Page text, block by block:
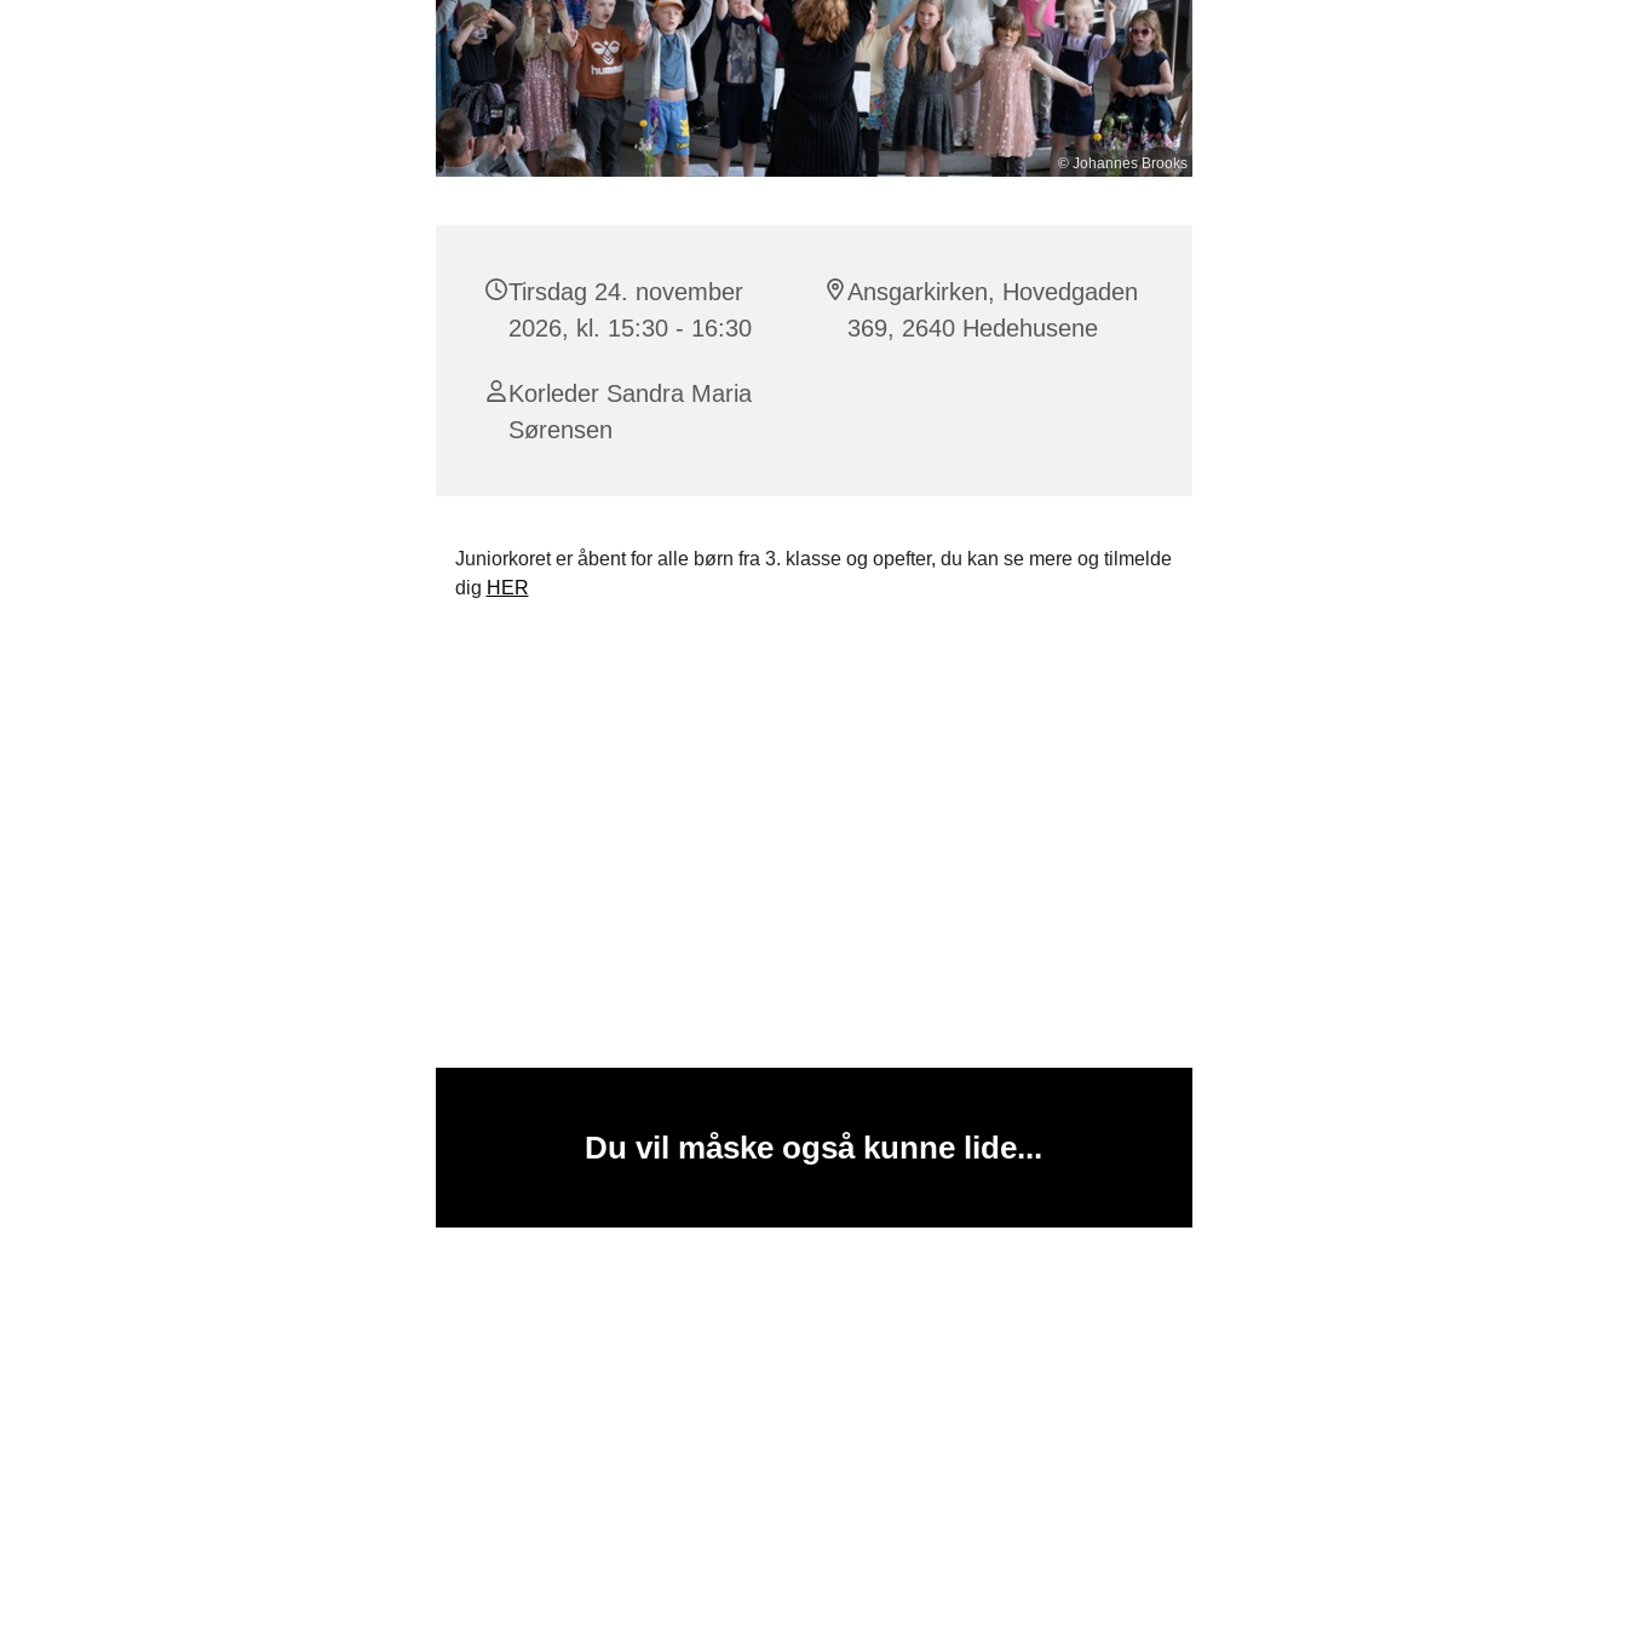
© Johannes Brooks
Tirsdag 24. november
2026, kl. 15:30 - 16:30
Ansgarkirken, Hovedgaden
369, 2640 Hedehusene
Korleder Sandra Maria
Sørensen
Juniorkoret er åbent for alle børn fra 3. klasse og opefter, du kan se mere og tilmelde
dig HER
Du vil måske også kunne lide...